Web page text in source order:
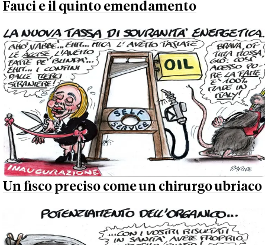
Fauci e il quinto emendamento
Un fisco preciso come un chirurgo ubriaco